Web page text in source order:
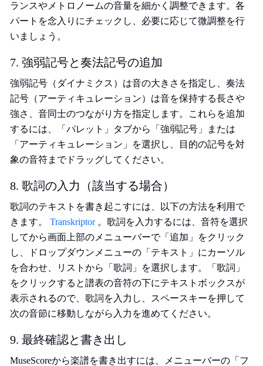
ランスやメトロノームの音量を細かく調整できます。各
パートを念入りにチェックし、必要に応じて微調整を行
いましょう。
7. 強弱記号と奏法記号の追加
強弱記号（ダイナミクス）は音の大きさを指定し、奏法
記号（アーティキュレーション）は音を保持する長さや
強さ、音同士のつながり方を指定します。これらを追加
するには、「パレット」タブから「強弱記号」または
「アーティキュレーション」を選択し、目的の記号を対
象の音符までドラッグしてください。
8. 歌詞の入力（該当する場合）
歌詞のテキストを書き起こすには、以下の方法を利用で
きます。 Transkriptor。歌詞を入力するには、音符を選択
してから画面上部のメニューバーで「追加」をクリック
し、ドロップダウンメニューの「テキスト」にカーソル
を合わせ、リストから「歌詞」を選択します。「歌詞」
をクリックすると譜表の音符の下にテキストボックスが
表示されるので、歌詞を入力し、スペースキーを押して
次の音節に移動しながら入力を進めてください。
9. 最終確認と書き出し
MuseScoreから楽譜を書き出すには、メニューバーの「フ